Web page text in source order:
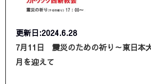
更新日:2024.6.28
7月11日 震災のための祈り～東日本
月を迎えて